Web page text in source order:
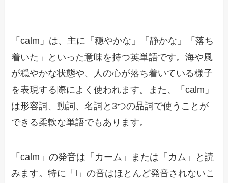
「calm」は、主に「穏やかな」「静かな」「落ち
着いた」といった意味を持つ英単語です。海や風
が穏やかな状態や、人の心が落ち着いている様子
を表現する際によく使われます。また、「calm」
は形容詞、動詞、名詞と3つの品詞で使うことが
できる柔軟な単語でもあります。
「calm」の発音は「カーム」または「カム」と読
みます。特に「l」の音はほとんど発音されないこ